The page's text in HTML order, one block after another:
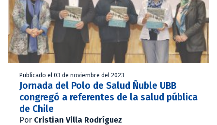
Publicado el 03 de noviembre del 2023
Jornada del Polo de Salud Ñuble UBB
congregó a referentes de la salud pública
de Chile
Por Cristian Villa Rodríguez